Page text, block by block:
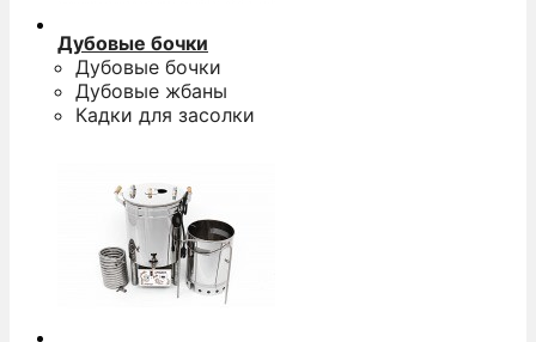
Дубовые бочки
Дубовые бочки
Дубовые жбаны
Кадки для засолки